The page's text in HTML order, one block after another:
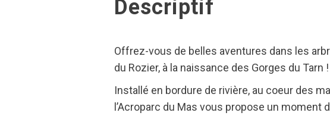
Descriptif
Offrez-vous de belles aventures dans les
du Rozier, à la naissance des Gorges du Tarn !
Installé en bordure de rivière, au coeur des
l’Acroparc du Mas vous propose un moment